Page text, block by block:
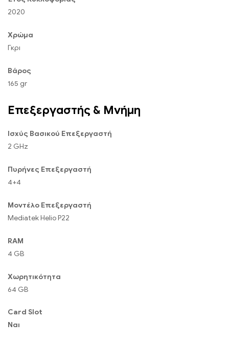
2020
Χρώμα
Γκρι
Βάρος
165 gr
Επεξεργαστής & Μνήμη
Ισχύς Βασικού Επεξεργαστή
2 GHz
Πυρήνες Επεξεργαστή
4+4
Μοντέλο Επεξεργαστή
Mediatek Helio P22
RAM
4 GB
Χωρητικότητα
64 GB
Card Slot
Ναι